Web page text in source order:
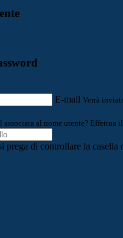
E-mail Verrà
associata al nome utente? Effettua
prega di controllare la casella